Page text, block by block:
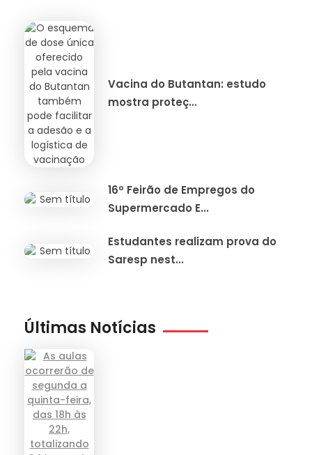
Vacina do Butantan: estudo
mostra proteç...
16º Feirão de Empregos do
Supermercado E...
Estudantes realizam prova do
Saresp nest...
Últimas Notícias